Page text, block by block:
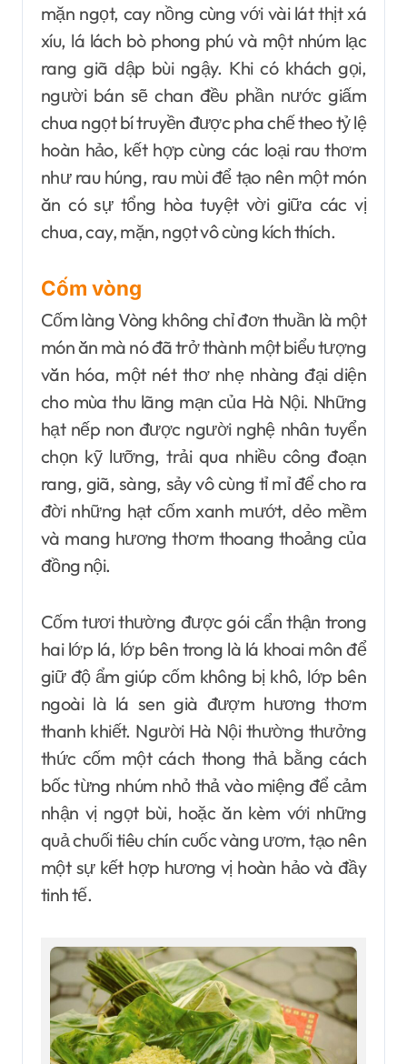
mặn ngọt, cay nồng cùng với vài lát thịt xá
xíu, lá lách bò phong phú và một nhúm lạc
rang giã dập bùi ngậy. Khi có khách gọi,
người bán sẽ chan đều phần nước giấm
chua ngọt bí truyền được pha chế theo tỷ lệ
hoàn hảo, kết hợp cùng các loại rau thơm
như rau húng, rau mùi để tạo nên một món
ăn có sự tổng hòa tuyệt vời giữa các vị
chua, cay, mặn, ngọt vô cùng kích thích.
Cốm vòng
Cốm làng Vòng không chỉ đơn thuần là một
món ăn mà nó đã trở thành một biểu tượng
văn hóa, một nét thơ nhẹ nhàng đại diện
cho mùa thu lãng mạn của Hà Nội. Những
hạt nếp non được người nghệ nhân tuyển
chọn kỹ lưỡng, trải qua nhiều công đoạn
rang, giã, sàng, sảy vô cùng tỉ mỉ để cho ra
đời những hạt cốm xanh mướt, dẻo mềm
và mang hương thơm thoang thoảng của
đồng nội.
Cốm tươi thường được gói cẩn thận trong
hai lớp lá, lớp bên trong là lá khoai môn để
giữ độ ẩm giúp cốm không bị khô, lớp bên
ngoài là lá sen già đượm hương thơm
thanh khiết. Người Hà Nội thường thưởng
thức cốm một cách thong thả bằng cách
bốc từng nhúm nhỏ thả vào miệng để cảm
nhận vị ngọt bùi, hoặc ăn kèm với những
quả chuối tiêu chín cuốc vàng ươm, tạo nên
một sự kết hợp hương vị hoàn hảo và đầy
tinh tế.